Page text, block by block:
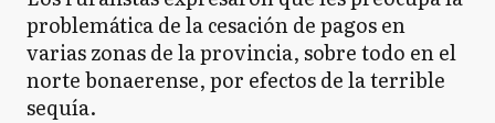
problemática de la cesación de pagos en
varias zonas de la provincia, sobre todo en el
norte bonaerense, por efectos de la terrible
sequía.